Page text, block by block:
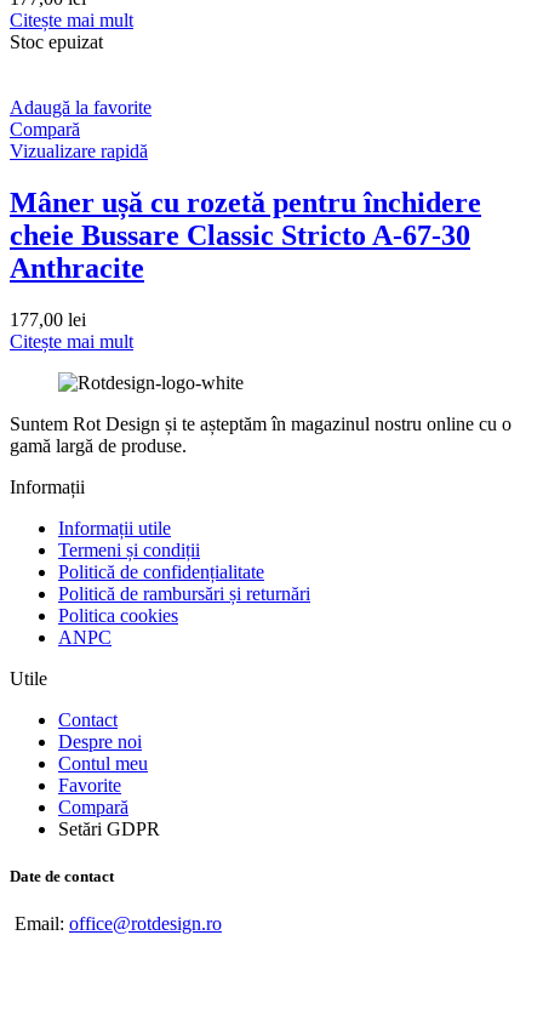
Citește mai mult
Stoc epuizat
Adaugă la favorite
Compară
Vizualizare rapidă
Mâner ușă cu rozetă pentru închidere
cheie Bussare Classic Stricto A-67-30
Anthracite
177,00 lei
Citește mai mult
Suntem Rot Design și te așteptăm în magazinul nostru online cu o
gamă largă de produse.
Informații
Informații utile
Termeni și condiții
Politică de confidențialitate
Politică de rambursări și returnări
Politica cookies
ANPC
Utile
Contact
Despre noi
Contul meu
Favorite
Compară
Setări GDPR
Date de contact
Email: office@rotdesign.ro